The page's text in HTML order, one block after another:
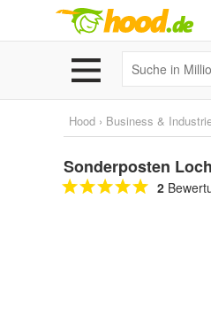
Hood › Business &
Sonderposten
2